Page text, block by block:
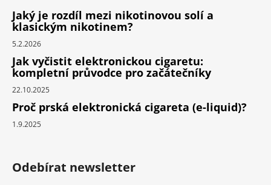
Jaký je rozdíl mezi nikotinovou solí a
klasickým nikotinem?
5.2.2026
Jak vyčistit elektronickou cigaretu:
kompletní průvodce pro začátečníky
22.10.2025
Proč prská elektronická cigareta (e-liquid)?
1.9.2025
Odebírat newsletter